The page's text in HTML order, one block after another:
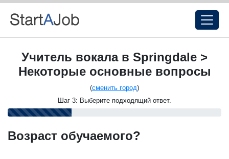
Учитель вокала в Springdale >
Некоторые основные вопросы
(сменить город)
Шаг 3: Выберите подходящий ответ.
Возраст обучаемого?